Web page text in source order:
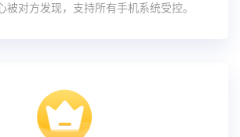
被对方发现，支持所有手机系统受控。